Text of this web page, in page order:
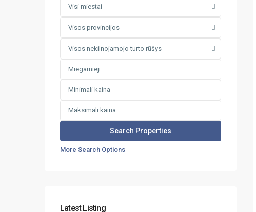
Visi miestai
Visos provincijos
Visos nekilnojamojo turto rūšys
More Search Options
Latest Listing